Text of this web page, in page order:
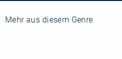
Mehr aus diesem Genre